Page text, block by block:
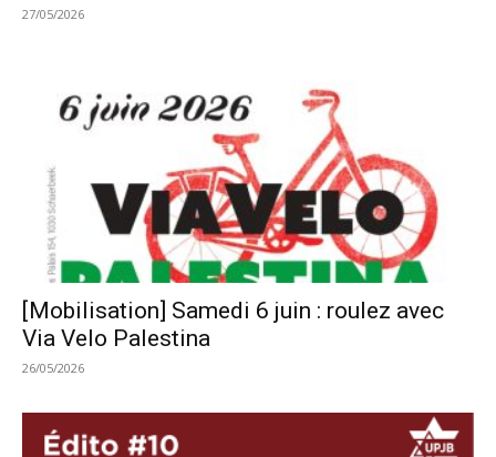
27/05/2026
[Mobilisation] Samedi 6 juin : roulez avec
Via Velo Palestina
26/05/2026